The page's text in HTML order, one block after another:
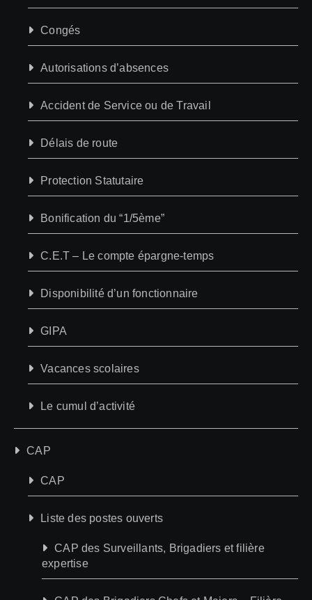
Congés
Autorisations d’absences
Accident de Service ou de Travail
Délais de route
Protection Statutaire
Bonification du “1/5ème”
C.E.T – Le compte épargne-temps
Disponibilité d’un fonctionnaire
GIPA
Vacances scolaires
Le cumul d’activité
CAP
CAP
Liste des postes ouverts
CAP des Surveillants, Brigadiers et filière
expertise